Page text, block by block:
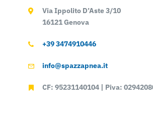
Via Ippolito D’Aste 3/10
16121 Genova
+39 3474910446
info@spazzapnea.it
CF: 95231140104 | Piva: